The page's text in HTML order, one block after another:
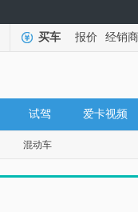
买车 报价 经销商
试驾 爱卡视频
混动车